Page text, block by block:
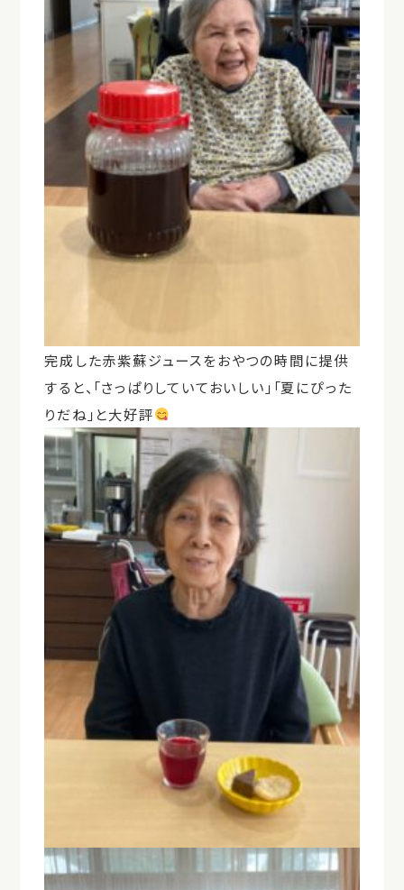
完成した赤紫蘇ジュースをおやつの時間に提供
すると、「さっぱりしていておいしい」「夏にぴった
りだね」と大好評